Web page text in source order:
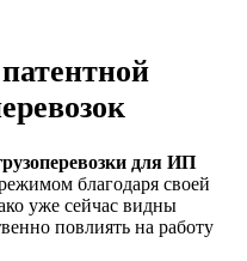
для ИП
благодаря своей
уже сейчас видны
повлиять на работу